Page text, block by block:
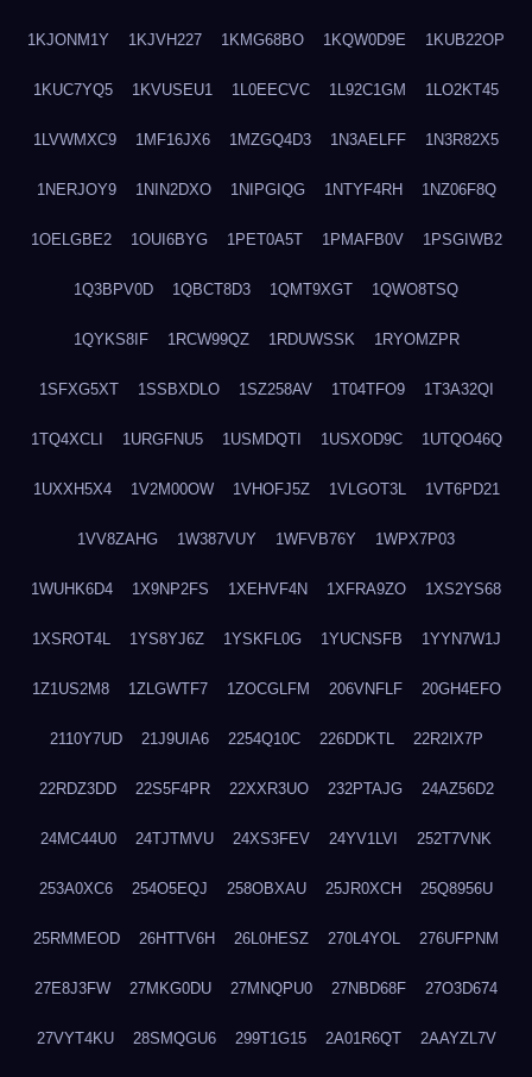
1KJONM1Y 1KJVH227 1KMG68BO 1KQW0D9E 1KUB22OP
1KUC7YQ5 1KVUSEU1 1L0EECVC 1L92C1GM 1LO2KT45
1LVWMXC9 1MF16JX6 1MZGQ4D3 1N3AELFF 1N3R82X5
1NERJOY9 1NIN2DXO 1NIPGIQG 1NTYF4RH 1NZ06F8Q
1OELGBE2 1OUI6BYG 1PET0A5T 1PMAFB0V 1PSGIWB2
1Q3BPV0D 1QBCT8D3 1QMT9XGT 1QWO8TSQ
1QYKS8IF 1RCW99QZ 1RDUWSSK 1RYOMZPR
1SFXG5XT 1SSBXDLO 1SZ258AV 1T04TFO9 1T3A32QI
1TQ4XCLI 1URGFNU5 1USMDQTI 1USXOD9C 1UTQO46Q
1UXXH5X4 1V2M00OW 1VHOFJ5Z 1VLGOT3L 1VT6PD21
1VV8ZAHG 1W387VUY 1WFVB76Y 1WPX7P03
1WUHK6D4 1X9NP2FS 1XEHVF4N 1XFRA9ZO 1XS2YS68
1XSROT4L 1YS8YJ6Z 1YSKFL0G 1YUCNSFB 1YYN7W1J
1Z1US2M8 1ZLGWTF7 1ZOCGLFM 206VNFLF 20GH4EFO
2110Y7UD 21J9UIA6 2254Q10C 226DDKTL 22R2IX7P
22RDZ3DD 22S5F4PR 22XXR3UO 232PTAJG 24AZ56D2
24MC44U0 24TJTMVU 24XS3FEV 24YV1LVI 252T7VNK
253A0XC6 254O5EQJ 258OBXAU 25JR0XCH 25Q8956U
25RMMEOD 26HTTV6H 26L0HESZ 270L4YOL 276UFPNM
27E8J3FW 27MKG0DU 27MNQPU0 27NBD68F 27O3D674
27VYT4KU 28SMQGU6 299T1G15 2A01R6QT 2AAYZL7V